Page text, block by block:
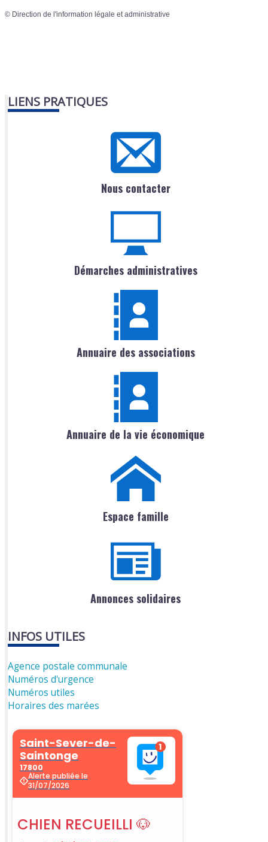
© Direction de l'information légale et administrative
LIENS PRATIQUES
Nous contacter
Démarches administratives
Annuaire des associations
Annuaire de la vie économique
Espace famille
Annonces solidaires
INFOS UTILES
Agence postale communale
Numéros d'urgence
Numéros utiles
Horaires des marées